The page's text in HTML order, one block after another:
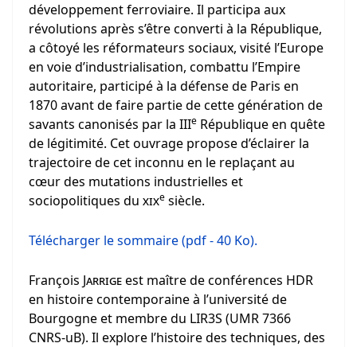
développement ferroviaire. Il participa aux
révolutions après s’être converti à la République,
a côtoyé les réformateurs sociaux, visité l’Europe
en voie d’industrialisation, combattu l’Empire
autoritaire, participé à la défense de Paris en
1870 avant de faire partie de cette génération de
savants canonisés par la IIIe République en quête
de légitimité. Cet ouvrage propose d’éclairer la
trajectoire de cet inconnu en le replaçant au
cœur des mutations industrielles et
sociopolitiques du xixe siècle.
Télécharger le sommaire (pdf - 40 Ko).
François Jarrigeest maître de conférences HDR
en histoire contemporaine à l’université de
Bourgogne et membre du LIR3S (UMR 7366
CNRS-uB). Il explore l’histoire des techniques, des